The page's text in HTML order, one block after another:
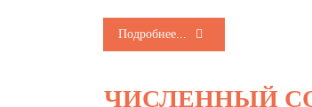
Подробнее...
ЧИСЛЕННЫЙ